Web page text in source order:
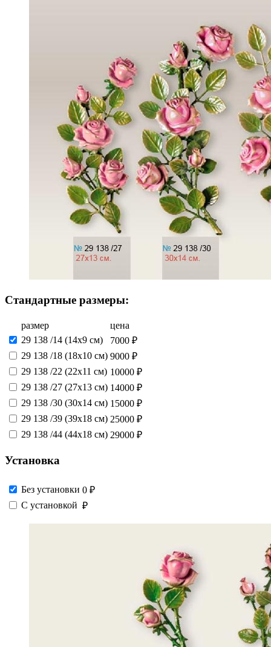
Стандартные размеры:
размер
цена
29 138 /14 (14х9 см)
7000 ₽
29 138 /18 (18х10 см) 9000 ₽
29 138 /22 (22х11 см) 10000 ₽
29 138 /27 (27х13 см) 14000 ₽
29 138 /30 (30х14 см) 15000 ₽
29 138 /39 (39х18 см) 25000 ₽
29 138 /44 (44х18 см) 29000 ₽
Установка
Без установки 0 ₽
С установкой ₽